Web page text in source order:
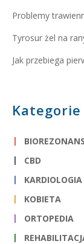
Problemy
Tyrosur żel na
Jak przebiega
Kategorie
CBD
KARDIOLOGIA
KOBIETA
ORTOPEDIA